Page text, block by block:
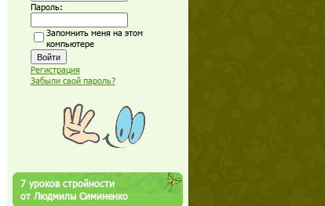
Пароль:
Запомнить меня на этом
компьютере
Регистрация
Забыли свой пароль?
7 уроков стройности
от Людмилы Симиненко